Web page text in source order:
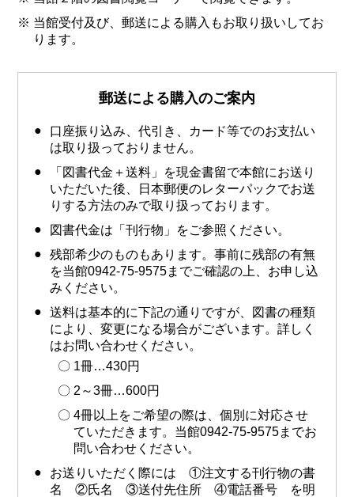
当館受付及び、郵送による購入もお取り扱いしてお
ります。
郵送による購入のご案内
口座振り込み、代引き、カード等でのお支払い
は取り扱っておりません。
「図書代金＋送料」を現金書留で本館にお送り
いただいた後、日本郵便のレターパックでお送
りする方法のみで取り扱っております。
図書代金は「刊行物」をご参照ください。
残部希少のものもあります。事前に残部の有無
を当館0942-75-9575までご確認の上、お申し込
みください。
送料は基本的に下記の通りですが、図書の種類
により、変更になる場合がございます。詳しく
はお問い合わせください。
1冊…430円
2～3冊…600円
4冊以上をご希望の際は、個別に対応させ
ていただきます。当館0942-75-9575までお
問い合わせください。
お送りいただく際には ①注文する刊行物の書
名 ②氏名 ③送付先住所 ④電話番号 を明